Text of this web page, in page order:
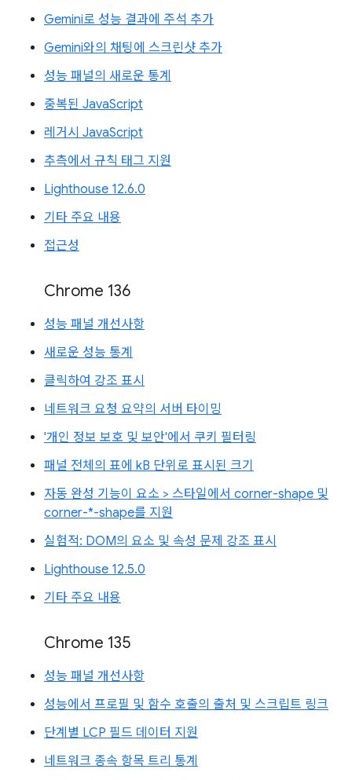
Gemini로 성능 결과에 주석 추가
Gemini와의 채팅에 스크린샷 추가
성능 패널의 새로운 통계
중복된 JavaScript
레거시 JavaScript
추측에서 규칙 태그 지원
Lighthouse 12.6.0
기타 주요 내용
접근성
Chrome 136
성능 패널 개선사항
새로운 성능 통계
클릭하여 강조 표시
네트워크 요청 요약의 서버 타이밍
'개인 정보 보호 및 보안'에서 쿠키 필터링
패널 전체의 표에 kB 단위로 표시된 크기
자동 완성 기능이 요소 > 스타일에서 corner-shape 및
corner-*-shape를 지원
실험적: DOM의 요소 및 속성 문제 강조 표시
Lighthouse 12.5.0
기타 주요 내용
Chrome 135
성능 패널 개선사항
성능에서 프로필 및 함수 호출의 출처 및 스크립트 링크
단계별 LCP 필드 데이터 지원
네트워크 종속 항목 트리 통계